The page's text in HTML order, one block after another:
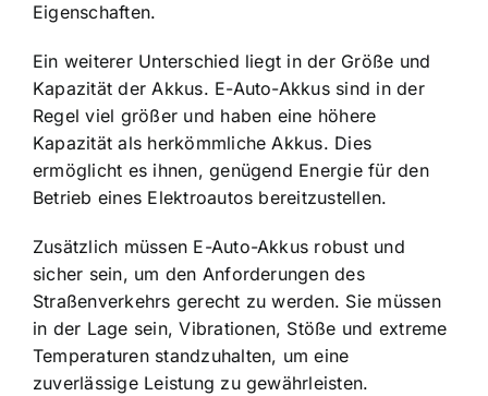
Eigenschaften.
Ein weiterer Unterschied liegt in der Größe und
Kapazität der Akkus. E-Auto-Akkus sind in der
Regel viel größer und haben eine höhere
Kapazität als herkömmliche Akkus. Dies
ermöglicht es ihnen, genügend Energie für den
Betrieb eines Elektroautos bereitzustellen.
Zusätzlich müssen E-Auto-Akkus robust und
sicher sein, um den Anforderungen des
Straßenverkehrs gerecht zu werden. Sie müssen
in der Lage sein, Vibrationen, Stöße und extreme
Temperaturen standzuhalten, um eine
zuverlässige Leistung zu gewährleisten.